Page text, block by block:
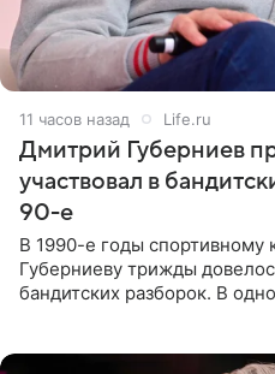
11 часов назад Life.ru
Дмитрий Губерниев
участвовал в
90-е
В 1990-е годы
Губерниеву трижды
бандитских разборок. В